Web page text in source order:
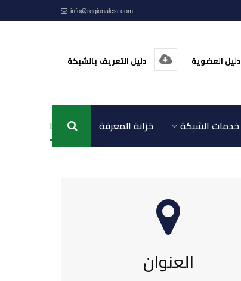
info@regionalcsr.com
دليل العضوية دليل التعريف بالشبكة
خدمات الشبكة خزانة المعرفة اتصل بنا
العنوان